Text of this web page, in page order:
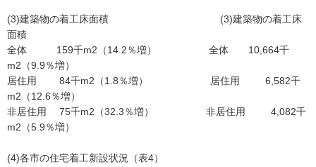
(3)建築物の着工床面積 (3)建築物の着工床
面積
全体 159千m2（14.2％増） 全体 10,664千
m2（9.9％増）
居住用 84千m2（1.8％増） 居住用 6,582千
m2（12.6％増）
非居住用 75千m2（32.3％増） 非居住用 4,082千
m2（5.9％増）
(4)各市の住宅着工新設状況（表4）